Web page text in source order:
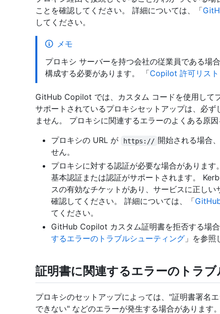
ことを確認してください。 詳細については、「
してください。
メモ
プロキシ サーバーを持つ会社の従業員である
構成する必要があります。 「Copilot 許可リス
GitHub Copilot では、カスタム コードを使用して
サポートされているプロキシセットアップは、必
ません。 プロキシに関連するエラーのよくある原
プロキシの URL が
https:// 開始される場合
せん。
プロキシに対する認証が必要な場合がありま
基本認証または認証がサポートされます。
スの有効なチケットがあり、サービスに正し
確認してください。 詳細については、「
てください。
GitHub Copilot カスタム証明書を拒否する場
するエラーのトラブルシューティング 」を参照
証明書に関連するエラーのトラ
プロキシのセットアップによっては、"証明書署名
できない" などのエラーが発生する場合があります